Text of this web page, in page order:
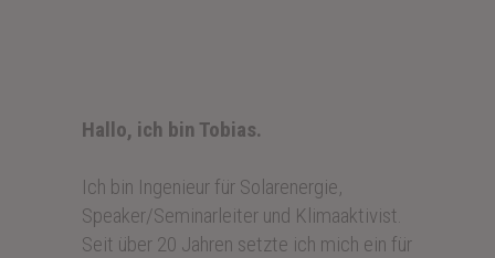
Hallo, ich bin Tobias.
Ich bin Ingenieur für Solarenergie,
Speaker/Seminarleiter und Klimaaktivist.
Seit über 20 Jahren setzte ich mich ein für